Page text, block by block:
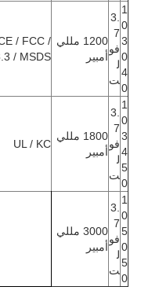
1
0
3
0
4
0
3.
7
فو
ل
ت
1200 مللي
أمبير
/ FCC /
/ MSDS
1
0
3
4
5
0
3.
7
فو
ل
ت
1800 مللي
أمبير
UL / KC
1
0
5
0
5
0
3.
7
فو
ل
ت
3000 مللي
أمبير